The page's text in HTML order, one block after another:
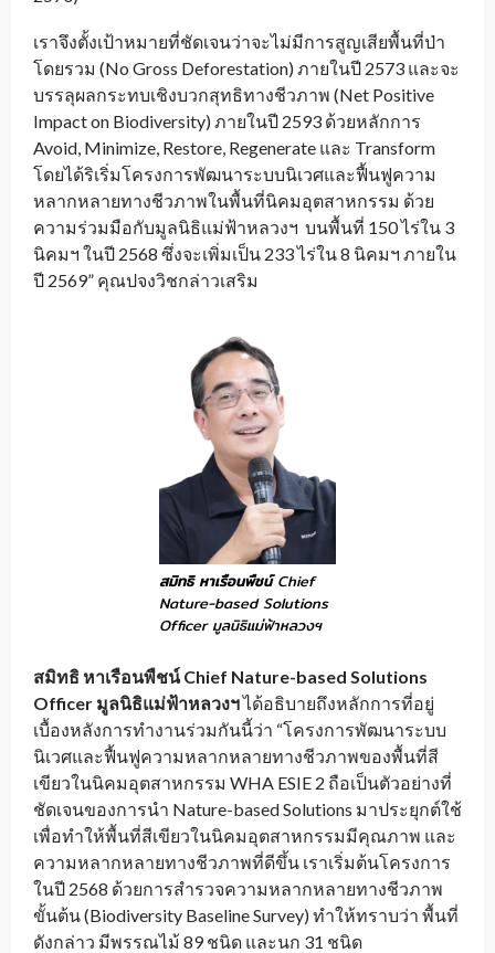
เราจึงตั้งเป้าหมายที่ชัดเจนว่าจะไม่มีการสูญเสียพื้นที่ป่า
โดยรวม (No Gross Deforestation) ภายในปี 2573 และจะ
บรรลุผลกระทบเชิงบวกสุทธิทางชีวภาพ (Net Positive
Impact on Biodiversity) ภายในปี 2593 ด้วยหลักการ
Avoid, Minimize, Restore, Regenerate และ Transform
โดยได้ริเริ่มโครงการพัฒนาระบบนิเวศและฟื้นฟูความ
หลากหลายทางชีวภาพในพื้นที่นิคมอุตสาหกรรม ด้วย
ความร่วมมือกับมูลนิธิแม่ฟ้าหลวงฯ บนพื้นที่ 150 ไร่ใน 3
นิคมฯ ในปี 2568 ซึ่งจะเพิ่มเป็น 233 ไร่ใน 8 นิคมฯ ภายใน
ปี 2569” คุณปจงวิชกล่าวเสริม
สมิทธิ หาเรือนพืชน์Chief
Nature-based Solutions
Officer มูลนิธิแม่ฟ้าหลวงฯ
สมิทธิ หาเรือนพืชน์Chief Nature-based Solutions
Officer มูลนิธิแม่ฟ้าหลวงฯได้อธิบายถึงหลักการที่อยู่
เบื้องหลังการทำงานร่วมกันนี้ว่า “โครงการพัฒนาระบบ
นิเวศและฟื้นฟูความหลากหลายทางชีวภาพของพื้นที่สี
เขียวในนิคมอุตสาหกรรม WHA ESIE 2 ถือเป็นตัวอย่างที่
ชัดเจนของการนำ Nature-based Solutions มาประยุกต์ใช้
เพื่อทำให้พื้นที่สีเขียวในนิคมอุตสาหกรรมมีคุณภาพ และ
ความหลากหลายทางชีวภาพที่ดีขึ้น เราเริ่มต้นโครงการ
ในปี 2568 ด้วยการสำรวจความหลากหลายทางชีวภาพ
ขั้นต้น (Biodiversity Baseline Survey) ทำให้ทราบว่า พื้นที่
ดังกล่าว มีพรรณไม้ 89 ชนิด และนก 31 ชนิด